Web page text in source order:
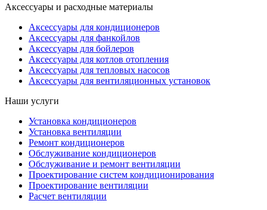
Аксессуары и расходные материалы
Аксессуары для кондиционеров
Аксессуары для фанкойлов
Аксессуары для бойлеров
Аксессуары для котлов отопления
Аксессуары для тепловых насосов
Аксессуары для вентиляционных установок
Наши услуги
Установка кондиционеров
Установка вентиляции
Ремонт кондиционеров
Обслуживание кондиционеров
Обслуживание и ремонт вентиляции
Проектирование систем кондиционирования
Проектирование вентиляции
Расчет вентиляции